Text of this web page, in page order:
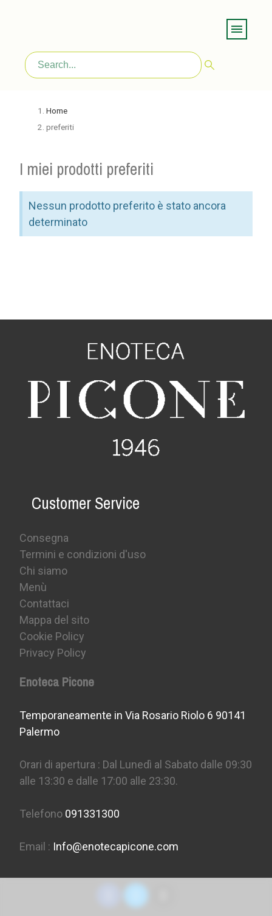
Home
preferiti
I miei prodotti preferiti
Nessun prodotto preferito è stato ancora
determinato
Customer Service
Consegna
Termini e condizioni d'uso
Chi siamo
Menù
Contattaci
Mappa del sito
Cookie Policy
Privacy Policy
Enoteca Picone
Temporaneamente in Via Rosario Riolo 6 90141
Palermo
Orari di apertura : Dal Lunedì al Sabato dalle 09:30
alle 13:30 e dalle 17:00 alle 23:30.
Telefono 091331300
Email : Info@enotecapicone.com